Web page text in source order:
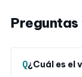
¿Cuál es el